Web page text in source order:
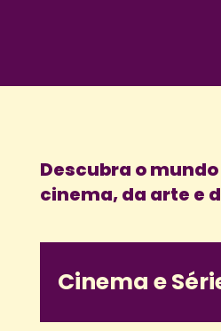
Descubra o
cinema, da arte e
Cinema e